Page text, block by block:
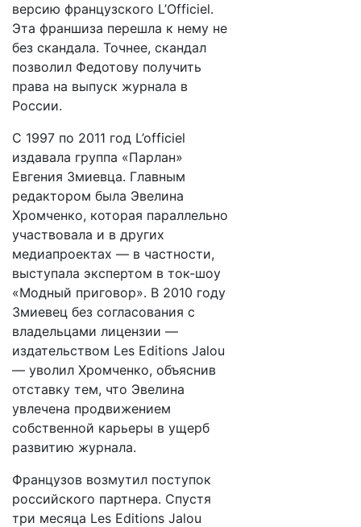
версию французского L’Оfficiel.
Эта франшиза перешла к нему не
без скандала. Точнее, скандал
позволил Федотову получить
права на выпуск журнала в
России.
С 1997 по 2011 год L’officiel
издавала группа «Парлан»
Евгения Змиевца. Главным
редактором была Эвелина
Хромченко, которая параллельно
участвовала и в других
медиапроектах — в частности,
выступала экспертом в ток-шоу
«Модный приговор». В 2010 году
Змиевец без согласования с
владельцами лицензии —
издательством Les Editions Jalou
— уволил Хромченко, объяснив
отставку тем, что Эвелина
увлечена продвижением
собственной карьеры в ущерб
развитию журнала.
Французов возмутил поступок
российского партнера. Спустя
три месяца Les Editions Jalou